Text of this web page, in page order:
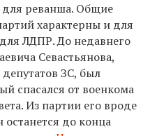
реванша. Общие
характерны и для
ЛДПР. До недавнего
Севастьянова,
ЗС, был
спасался от военкома
Из партии его вроде
до конца